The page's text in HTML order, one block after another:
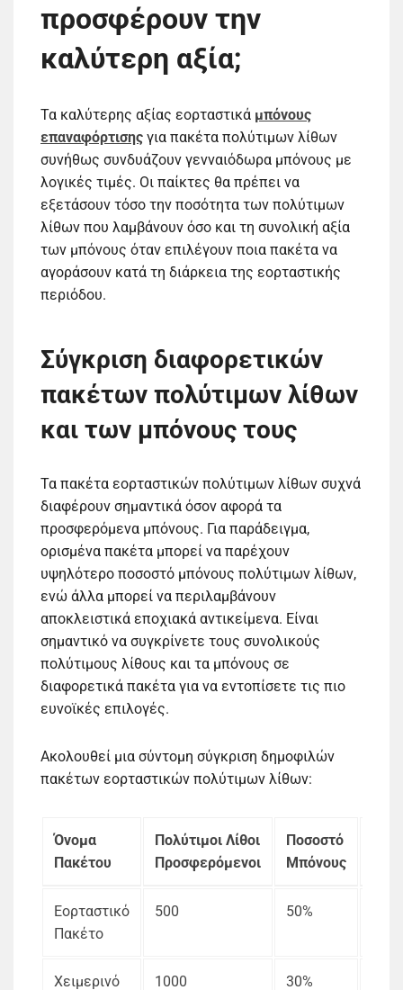
προσφέρουν την
καλύτερη αξία;
Τα καλύτερης αξίας εορταστικά μπόνους
επαναφόρτισης για πακέτα πολύτιμων λίθων
συνήθως συνδυάζουν γενναιόδωρα μπόνους με
λογικές τιμές. Οι παίκτες θα πρέπει να
εξετάσουν τόσο την ποσότητα των πολύτιμων
λίθων που λαμβάνουν όσο και τη συνολική αξία
των μπόνους όταν επιλέγουν ποια πακέτα να
αγοράσουν κατά τη διάρκεια της εορταστικής
περιόδου.
Σύγκριση διαφορετικών
πακέτων πολύτιμων λίθων
και των μπόνους τους
Τα πακέτα εορταστικών πολύτιμων λίθων συχνά
διαφέρουν σημαντικά όσον αφορά τα
προσφερόμενα μπόνους. Για παράδειγμα,
ορισμένα πακέτα μπορεί να παρέχουν
υψηλότερο ποσοστό μπόνους πολύτιμων λίθων,
ενώ άλλα μπορεί να περιλαμβάνουν
αποκλειστικά εποχιακά αντικείμενα. Είναι
σημαντικό να συγκρίνετε τους συνολικούς
πολύτιμους λίθους και τα μπόνους σε
διαφορετικά πακέτα για να εντοπίσετε τις πιο
ευνοϊκές επιλογές.
Ακολουθεί μια σύντομη σύγκριση δημοφιλών
πακέτων εορταστικών πολύτιμων λίθων:
Όνομα
Πακέτου
Πολύτιμοι Λίθοι
Προσφερόμενοι
Ποσοστό
Μπόνους
Εορταστικό
Πακέτο
500 50%
Χειμερινό
1000 30%